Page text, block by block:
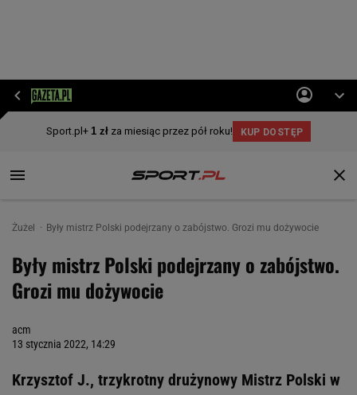
Żużel Były mistrz Polski podejrzany o zabójstwo. Grozi mu dożywocie
Były mistrz Polski podejrzany o zabójstwo.
Grozi mu dożywocie
acm
13 stycznia 2022, 14:29
Krzysztof J., trzykrotny drużynowy Mistrz Polski w